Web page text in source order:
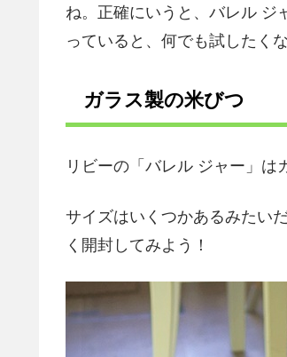
ね。正確にいうと、バレル ジ
っていると、何でも試したく
ガラス製の米びつ
リビーの「バレル ジャー」は
サイズはいくつかあるみたい
く開封してみよう！